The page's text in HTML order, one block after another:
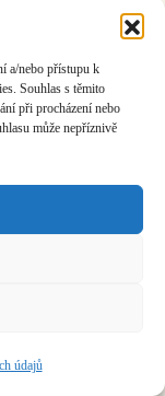
a/nebo přístupu k
Souhlas s těmito
při procházení nebo
může nepříznivě
údajů
středisko
Dokument